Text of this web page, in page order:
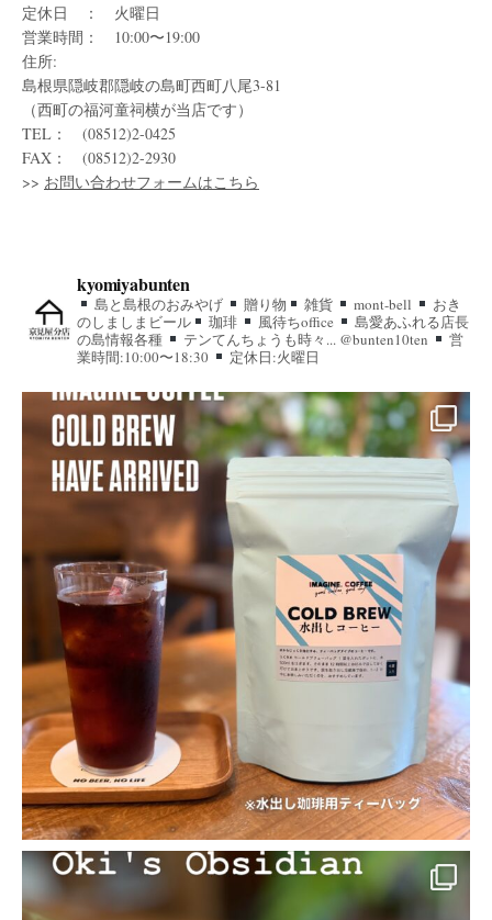
定休日 ： 火曜日
営業時間： 10:00〜19:00
住所:
島根県隠岐郡隠岐の島町西町八尾3-81
（西町の福河童祠横が当店です）
TEL： (08512)2-0425
FAX： (08512)2-2930
>> お問い合わせフォームはこちら
kyomiyabunten
島と島根のおみやげ 贈り物 雑貨 mont-bell
おき
のしましまビール
珈琲 風待ちoffice
島愛あふれる店長
の島情報各種
テンてんちょうも時々... @bunten10ten
営
業時間:10:00〜18:30
定休日:火曜日